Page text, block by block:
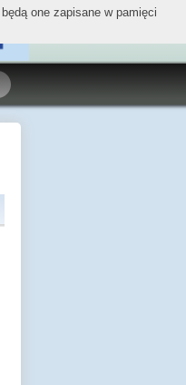
one zapisane w pamięci